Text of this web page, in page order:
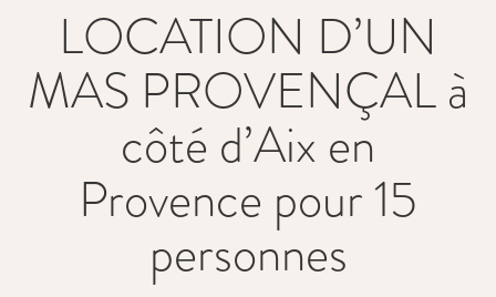
LOCATION D’UN
MAS PROVENÇAL à
côté d’Aix en
Provence pour 15
personnes